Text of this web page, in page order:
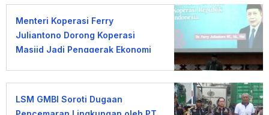
Menteri Koperasi Ferry
Juliantono Dorong Koperasi
Masjid Jadi Penggerak Ekonomi
LSM GMBI Soroti Dugaan